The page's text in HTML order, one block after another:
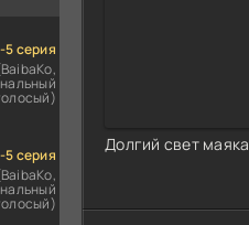
5 серия
5 серия
Долгий свет маяка